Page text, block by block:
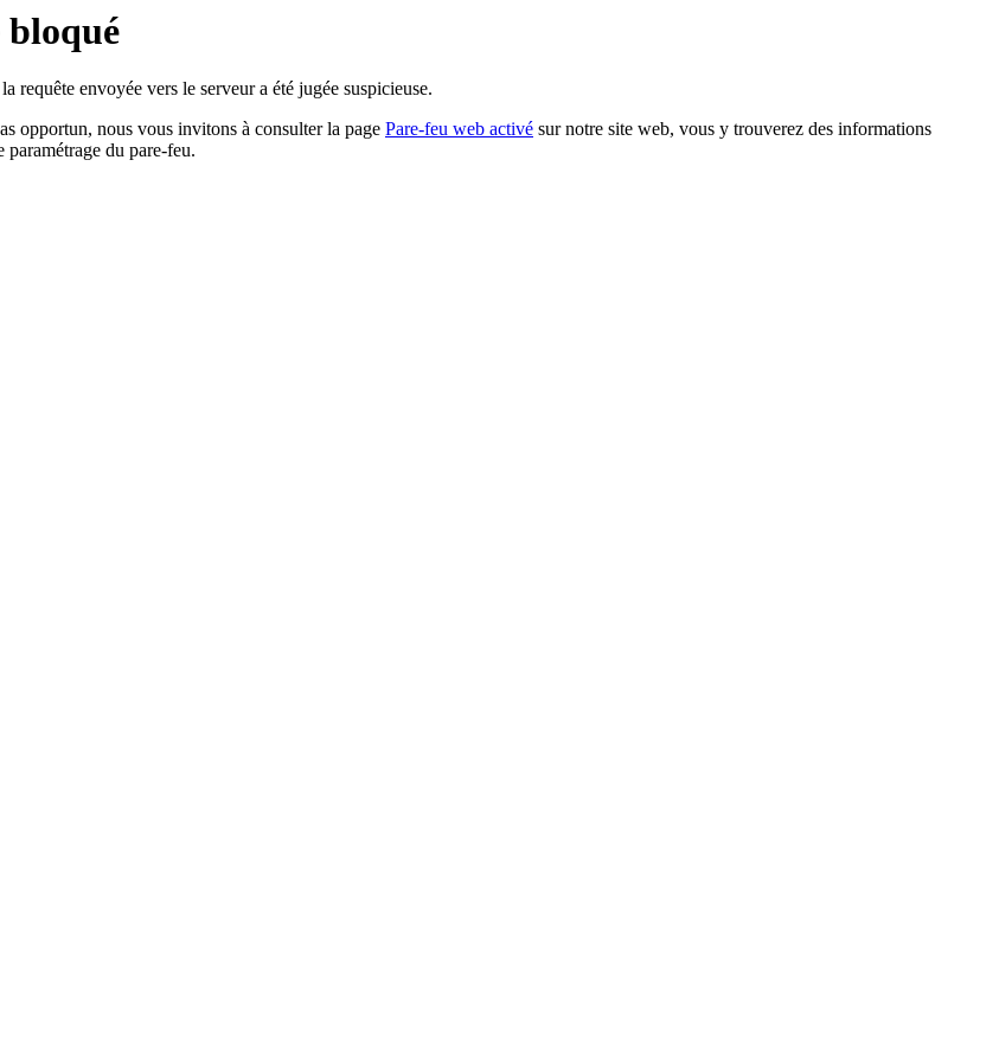
bloqué
requête envoyée vers le serveur a été jugée suspicieuse.
opportun, nous vous invitons à consulter la page Pare-feu web activé sur notre site web, vous y trouverez des informations
du pare-feu.